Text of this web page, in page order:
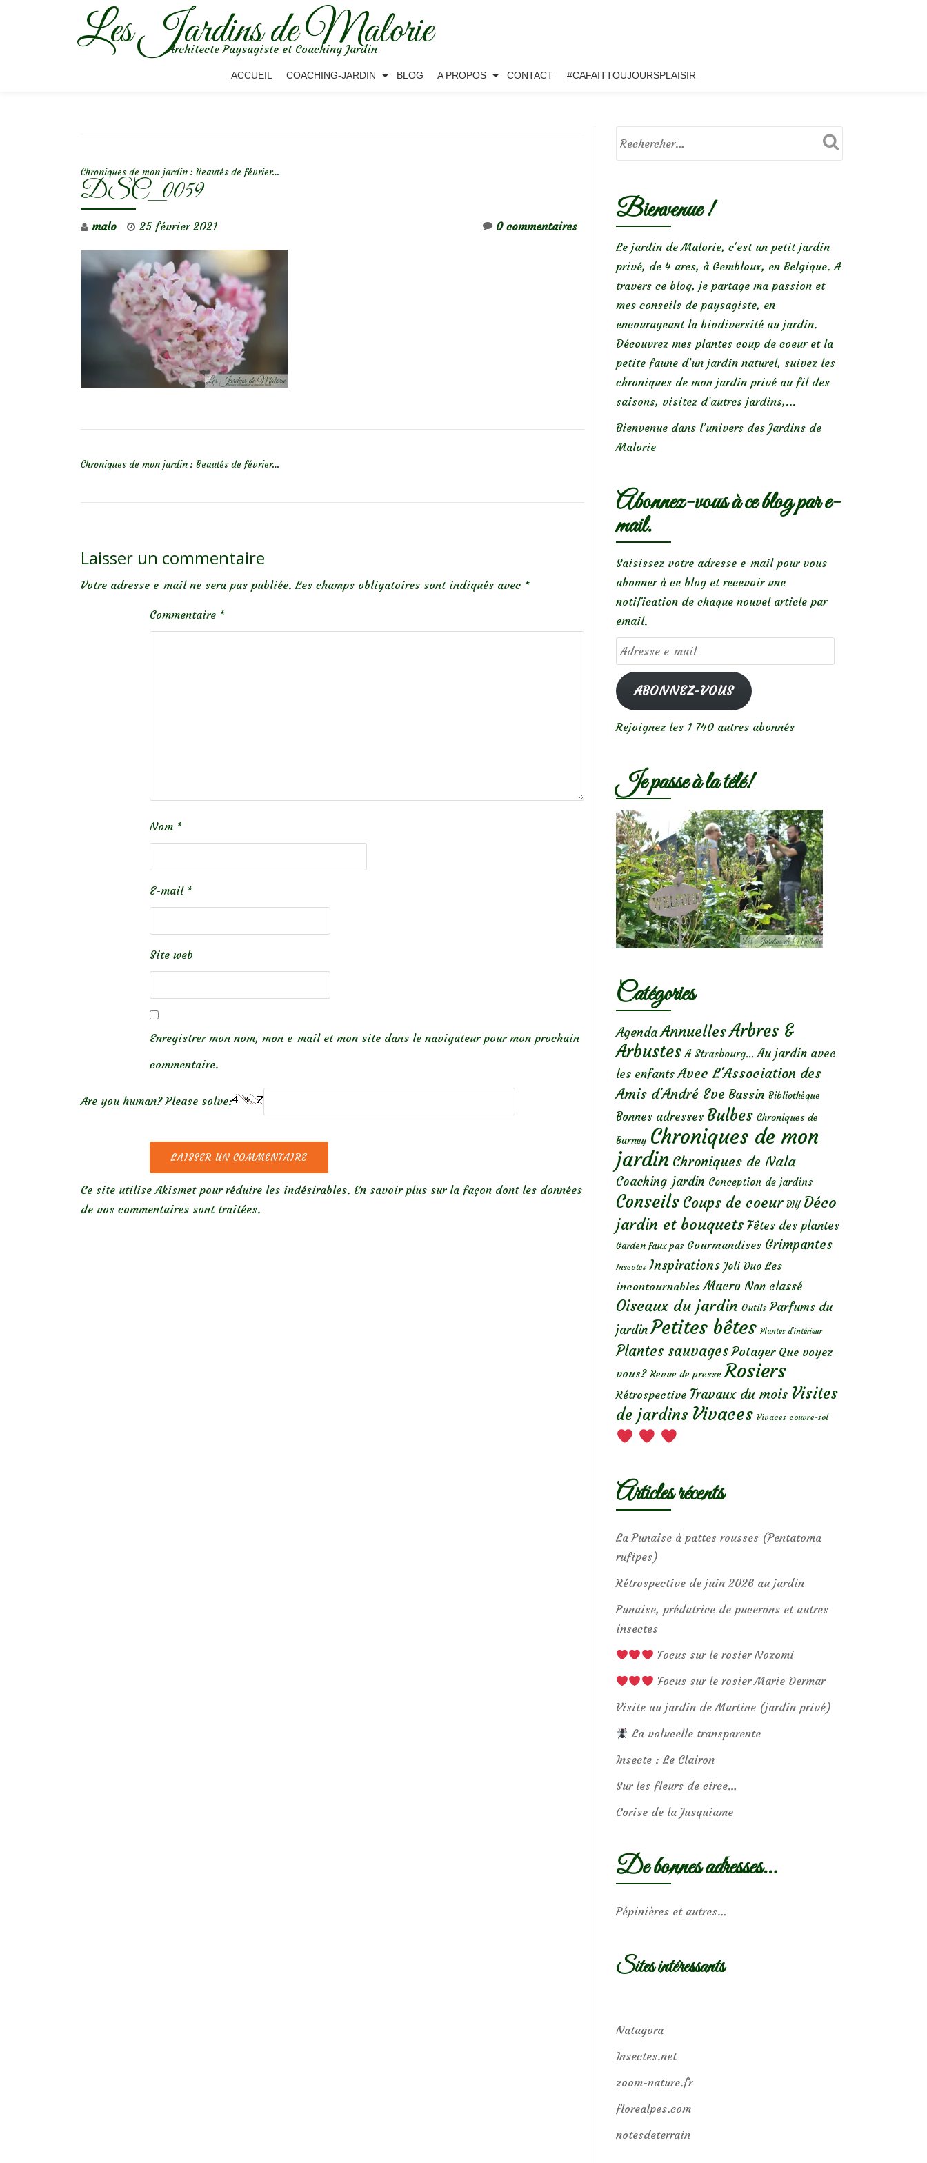
Les Jardins de Malorie
Architecte Paysagiste et Coaching Jardin
ACCUEIL COACHING-JARDIN BLOG A PROPOS CONTACT #CAFAITTOUJOURSPLAISIR
Chroniques de mon jardin : Beautés de février…
DSC_0059
malo 25 février 2021 0 commentaires
Chroniques de mon jardin : Beautés de février…
Laisser un commentaire
Votre adresse e-mail ne sera pas publiée. Les champs obligatoires sont indiqués avec *
Commentaire *
Nom *
E-mail *
Site web
Enregistrer mon nom, mon e-mail et mon site dans le navigateur pour mon prochain
commentaire.
Are you human? Please solve:
Ce site utilise Akismet pour réduire les indésirables. En savoir plus sur la façon dont les données
de vos commentaires sont traitées.
Bienvenue !
Le jardin de Malorie, c'est un petit jardin
privé, de 4 ares, à Gembloux, en Belgique. A
travers ce blog, je partage ma passion et
mes conseils de paysagiste, en
encourageant la biodiversité au jardin.
Découvrez mes plantes coup de coeur et la
petite faune d’un jardin naturel, suivez les
chroniques de mon jardin privé au fil des
saisons, visitez d’autres jardins,...
Bienvenue dans l’univers des Jardins de
Malorie
Abonnez-vous à ce blog par e-
mail.
Saisissez votre adresse e-mail pour vous
abonner à ce blog et recevoir une
notification de chaque nouvel article par
email.
Adresse
e-
mailABONNEZ-VOUS
Rejoignez les 1 740 autres abonnés
Je passe à la télé!
Catégories
Agenda AnnuellesArbres &
Arbustes A Strasbourg... Au jardin avec
les enfants Avec L'Association des
Amis d'André Eve Bassin Bibliothèque
Bonnes adresses Bulbes Chroniques de
Barney Chroniques de mon
jardin Chroniques de Nala
Coaching-jardin Conception de jardins
Conseils Coups de coeur DIY Déco
jardin et bouquets Fêtes des plantes
Garden faux pas Gourmandises Grimpantes
Insectes Inspirations Joli Duo Les
incontournables Macro Non classé
Oiseaux du jardin Outils Parfums du
jardin Petites bêtes Plantes d’intérieur
Plantes sauvages Potager Que voyez-
vous? Revue de presse Rosiers
Rétrospective Travaux du mois Visites
de jardins Vivaces Vivaces couvre-sol
Articles récents
La Punaise à pattes rousses (Pentatoma
rufipes)
Rétrospective de juin 2026 au jardin
Punaise, prédatrice de pucerons et autres
insectes
Focus sur le rosier Nozomi
Focus sur le rosier Marie Dermar
Visite au jardin de Martine (jardin privé)
La volucelle transparente
Insecte : Le Clairon
Sur les fleurs de circe…
Corise de la Jusquiame
De bonnes adresses…
Pépinières et autres…
Sites intéressants
Natagora
Insectes.net
zoom-nature.fr
florealpes.com
notesdeterrain